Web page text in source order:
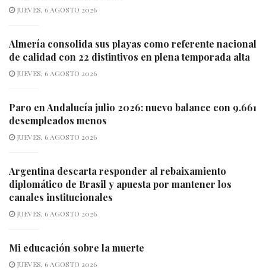
JUEVES, 6 AGOSTO 2026
Almería consolida sus playas como referente nacional
de calidad con 22 distintivos en plena temporada alta
JUEVES, 6 AGOSTO 2026
Paro en Andalucía julio 2026: nuevo balance con 9.661
desempleados menos
JUEVES, 6 AGOSTO 2026
Argentina descarta responder al rebaixamiento
diplomático de Brasil y apuesta por mantener los
canales institucionales
JUEVES, 6 AGOSTO 2026
Mi educación sobre la muerte
JUEVES, 6 AGOSTO 2026